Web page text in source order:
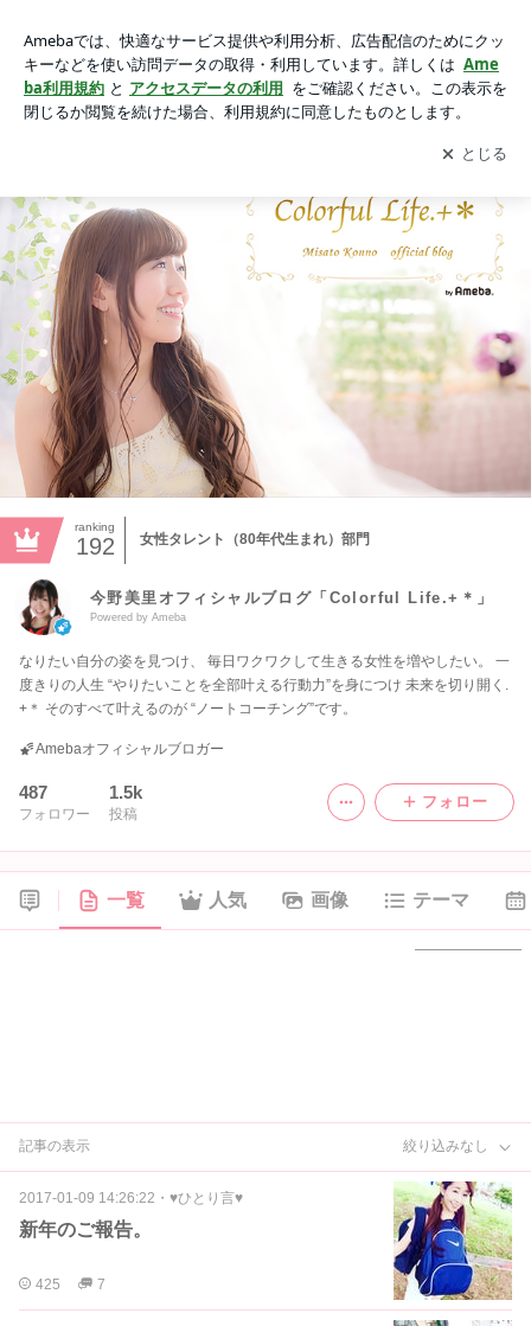
Amebaアプリをダウンロードして ブログの更新通知
を受け取りまし
ょう。
開く
ranking
192 女性タレント（80年代生まれ）部門
今野美里オフィシャルブログ「Colorful Life.+＊」
Powered by Ameba
なりたい自分の姿を見つけ、 毎日ワクワクして生きる女性を増やしたい。 一
度きりの人生 “やりたいことを全部叶える行動力”を身につけ 未来を切り開く.
+＊ そのすべて叶えるのが “ノートコーチング”です。
Amebaオフィシャルブロガー
487
フォロワー
1.5k
投稿
フォロー
一覧 人気 画像 テーマ
記事の表示 絞り込みなし
2017-01-09 14:26:22 ・ ♥ひとり言♥
新年のご報告。
425 7